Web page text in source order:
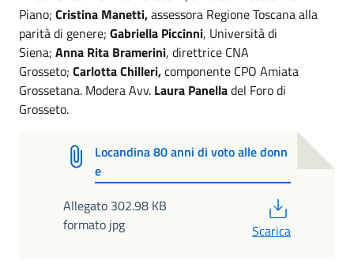
Piano; Cristina Manetti,assessora Regione Toscana alla
parità di genere; Gabriella Piccinni, Università di
Siena; Anna Rita Bramerini, direttrice CNA
Grosseto; Carlotta Chilleri,componente CPO Amiata
Grossetana. Modera Avv. Laura Panelladel Foro di
Grosseto.
Locandina 80 anni di voto alle donn
e
Allegato 302.98 KB
formato jpg
Scarica